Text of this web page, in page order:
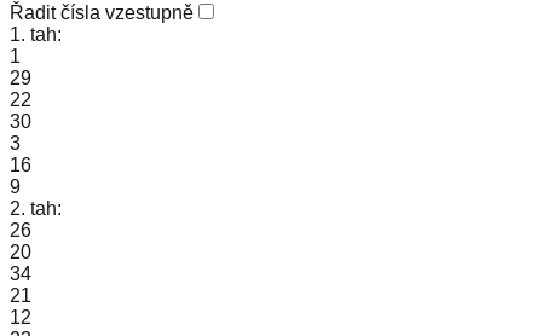
Řadit čísla vzestupně
1. tah:
1
29
22
30
3
16
9
2. tah:
26
20
34
21
12